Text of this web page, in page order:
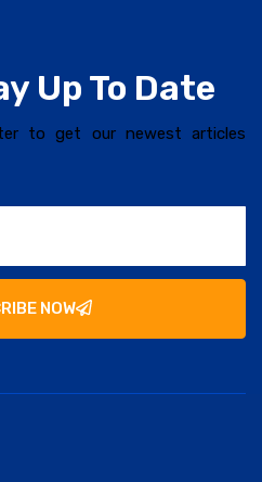
Up To Date
to get our newest articles
NOW